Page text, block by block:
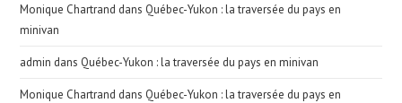
Monique Chartrand dans Québec-Yukon : la traversée du pays en
minivan
admin dans Québec-Yukon : la traversée du pays en minivan
Monique Chartrand dans Québec-Yukon : la traversée du pays en